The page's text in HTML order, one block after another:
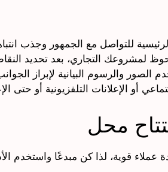
للتواصل مع الجمهور وجذب
لمشروعك التجاري، بعد تحديد
والرسوم البيانية لإبراز
أو الإعلانات التلفزيونية أو حتى
محل
عملاء قوية، لذا كن مبدعًا واستخدم